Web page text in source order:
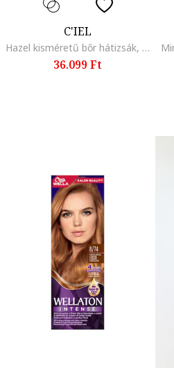
C'IEL
Hazel kisméretű bőr hátizsák, Rózsaszín
36.099 Ft